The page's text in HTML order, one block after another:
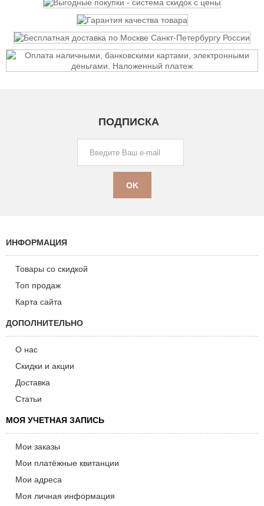
ПОДПИСКА
ИНФОРМАЦИЯ
Товары со скидкой
Топ продаж
Карта сайта
ДОПОЛНИТЕЛЬНО
О нас
Скидки и акции
Доставка
Статьи
МОЯ УЧЕТНАЯ ЗАПИСЬ
Мои заказы
Мои платёжные квитанции
Мои адреса
Моя личная информация